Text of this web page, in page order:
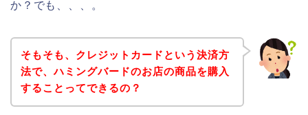
か？でも、、、。
そもそも、クレジットカードという決済方
法で、ハミングバードのお店の商品を購入
することってできるの？